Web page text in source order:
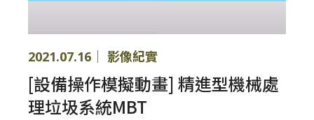
2021.07.16｜ 影像紀實
[設備操作模擬動畫] 精進型機械處
理垃圾系統MBT